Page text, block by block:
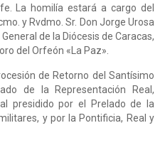
La homilía estará a cargo del
y Rvdmo. Sr. Don Jorge Urosa
de la Diócesis de Caracas,
del Orfeón «La Paz».
de Retorno del Santísimo
de la Representación Real,
presidido por el Prelado de la
y por la Pontificia, Real y